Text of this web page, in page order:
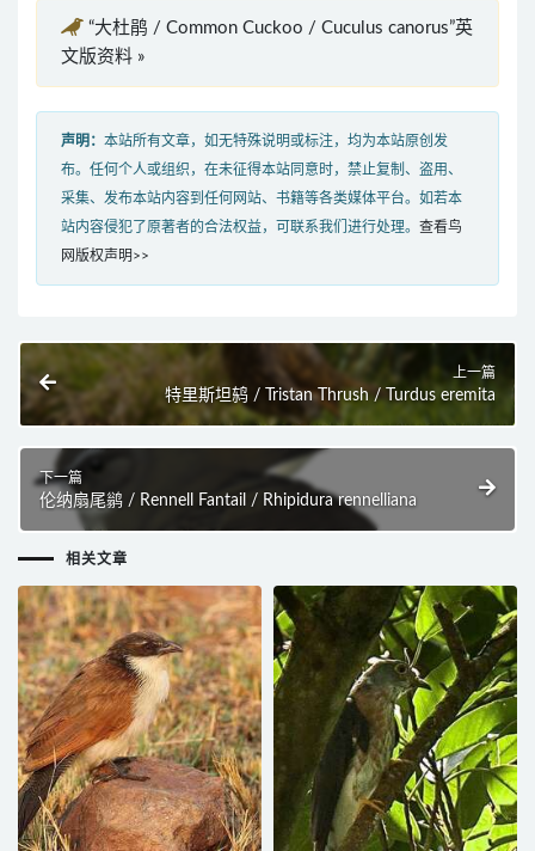
“大杜鹃 / Common Cuckoo / Cuculus canorus”英
文版资料 »
声明： 本站所有文章，如无特殊说明或标注，均为本站原创发
布。任何个人或组织，在未征得本站同意时，禁止复制、盗用、
采集、发布本站内容到任何网站、书籍等各类媒体平台。如若本
站内容侵犯了原著者的合法权益，可联系我们进行处理。 查看鸟
网版权声明>>
上一篇
特里斯坦鸫 / Tristan Thrush / Turdus eremita
下一篇
伦纳扇尾鹟 / Rennell Fantail / Rhipidura rennelliana
相关文章